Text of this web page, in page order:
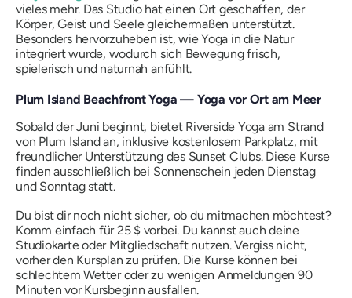
vieles mehr. Das Studio hat einen Ort geschaffen, der
Körper, Geist und Seele gleichermaßen unterstützt.
Besonders hervorzuheben ist, wie Yoga in die Natur
integriert wurde, wodurch sich Bewegung frisch,
spielerisch und naturnah anfühlt.
Plum Island Beachfront Yoga — Yoga vor Ort am Meer
Sobald der Juni beginnt, bietet Riverside Yoga am Strand
von Plum Island an, inklusive kostenlosem Parkplatz, mit
freundlicher Unterstützung des Sunset Clubs. Diese Kurse
finden ausschließlich bei Sonnenschein jeden Dienstag
und Sonntag statt.
Du bist dir noch nicht sicher, ob du mitmachen möchtest?
Komm einfach für 25 $ vorbei. Du kannst auch deine
Studiokarte oder Mitgliedschaft nutzen. Vergiss nicht,
vorher den Kursplan zu prüfen. Die Kurse können bei
schlechtem Wetter oder zu wenigen Anmeldungen 90
Minuten vor Kursbeginn ausfallen.